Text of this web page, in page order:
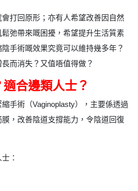
打回原形；亦有人希望改善因自然
弛帶來嘅困擾，希望提升生活質素
手術嘅效果究竟可以維持幾多年？
而消失？又值唔值得做？
合邊類人士？
手術（Vaginoplasty），主要係透過
，改善陰道支撐能力，令陰道回復
：